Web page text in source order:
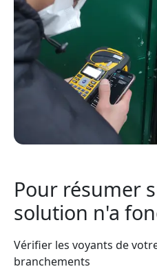
Pour résumer
solution n'a
Vérifier les voyants de
branchements